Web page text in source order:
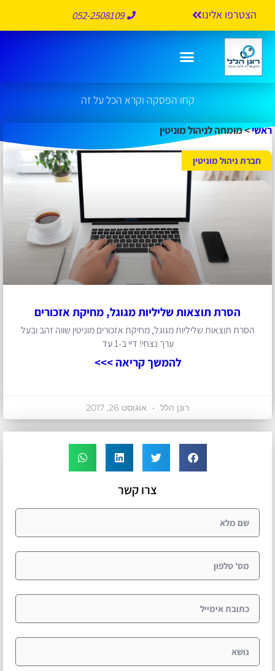
הצטרפו אלינו 052-2508109
קחו הפסקה וקרא הכל על זה
ראשי>מומחה לניהול מוניטין
חברת ניהול מוניטין
הסרת תוצאות שליליות מגוגל, מחיקת אזכורים
הסרת תוצאות שליליות מגוגל, מחיקת אזכורים מוניטין שווה זהב ובעל
ערך נצחי! דיי ב-1 עד
להמשך קריאה >>>
רונן הלל אוגוסט 26, 2017
צרו קשר